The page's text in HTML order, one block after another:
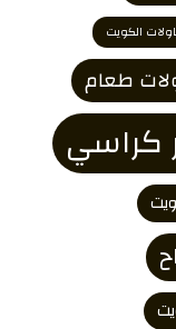
الكويت
طعام
كراسي